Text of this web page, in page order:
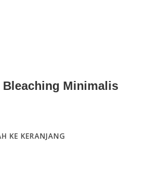
Minimalis
KE KERANJANG